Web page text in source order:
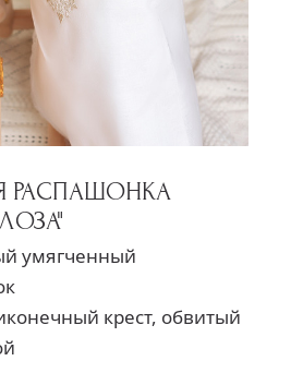
РАСПАШОНКА
умягченный
крест, обвитый